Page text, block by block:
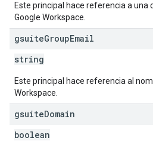
Este principal hace referencia a una
Google Workspace.
gsuiteGroupEmail
string
Este principal hace referencia al
Workspace.
gsuiteDomain
boolean